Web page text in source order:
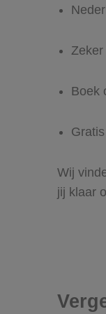
Boek
Wij
jij klaar